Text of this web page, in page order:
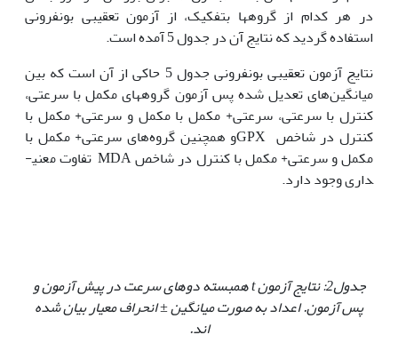
در هر کدام از گروه‏ها بتفکیک، از آزمون تعقیبی بونفرونی
استفاده گردید که نتایج آن در جدول 5 آمده است.
نتایج آزمون تعقیبی بونفرونی جدول 5 حاکی از آن است که بین
میانگین‌های تعدیل شده پس آزمون گروه‏های مکمل با سرعتی،
کنترل با سرعتی، سرعتی+ مکمل با مکمل و سرعتی+ مکمل با
کنترل در شاخص GPXو همچنین گروه‌های سرعتی+ مکمل با
مکمل و سرعتی+ مکمل با کنترل در شاخص MDA تفاوت معنی­
داری وجود دارد.
جدول2: نتایج آزمون tهمبسته دوهای سرعت در پیش آزمون و
پس آزمون. اعداد به صورت میانگین±انحراف معیار بیان شده
اند.